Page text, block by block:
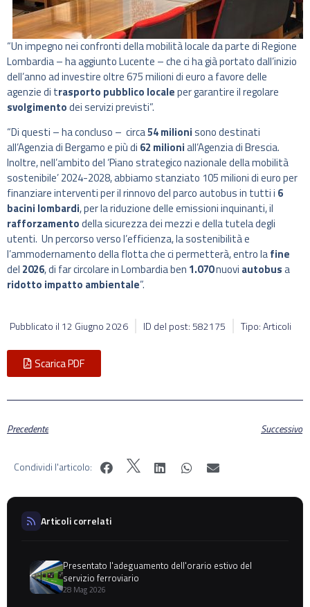
“Un impegno nei confronti della mobilità locale da parte di Regione
Lombardia – ha aggiunto Lucente – che ci ha già portato dall’inizio
dell’anno ad investire oltre 675 milioni di euro a favore delle
agenzie di trasporto pubblico localeper garantire il regolare
svolgimentodei servizi previsti”.
“Di questi – ha concluso – circa54 milionisono destinati
all’Agenzia di Bergamo e più di 62 milioniall’Agenzia di Brescia.
Inoltre, nell’ambito del ‘Piano strategico nazionale della mobilità
sostenibile’ 2024-2028, abbiamo stanziato 105 milioni di euro per
finanziare interventi per il rinnovo del parco autobus in tutti i 6
bacini lombardi, per la riduzione delle emissioni inquinanti, il
rafforzamentodella sicurezza dei mezzi e della tutela degli
utenti. Un percorso verso l’efficienza, la sostenibilità e
l’ammodernamento della flotta che ci permetterà, entro lafine
del 2026, di far circolare in Lombardia ben 1.070nuovi autobusa
ridotto impatto ambientale”.
Pubblicato il 12 Giugno 2026 ID del post: 582175 Tipo: Articoli
Scarica PDF
Precedente Successivo
Condividi l'articolo:
Articoli correlati
Presentato l'adeguamento dell'orario estivo del
servizio ferroviario
28 Mag 2026